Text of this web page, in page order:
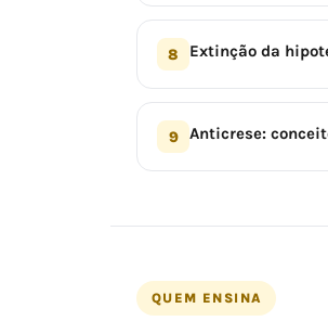
8 Extinção da
9 Anticrese:
QUEM ENSINA